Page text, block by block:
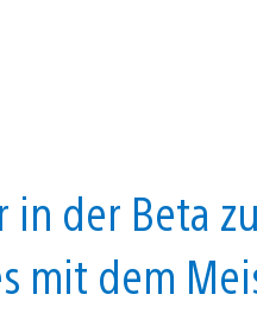
in der Beta
mit dem